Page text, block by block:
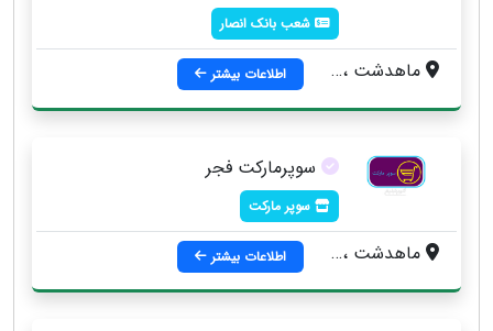
شعب بانک انصار
ماهدشت ، ميدان آزادگان ، شعبه ماهدشت اطلاعات بیشتر
سوپرمارکت فجر
سوپر مارکت
ماهدشت ، بلوار امام ، نبش خیابان مهران اطلاعات بیشتر